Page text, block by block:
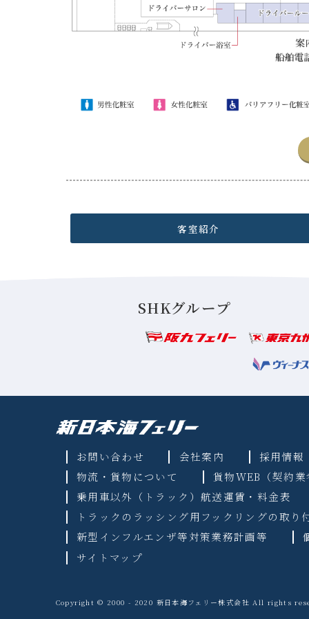
客室紹介
SHKグループ
お問い合わせ 会社案内
採用情報
物流・貨物について
貨物WEB（契約
乗用車以外（トラック）航送運賃・料金表
トラックのラッシング用フックリングの取り
新型インフルエンザ等対策業務計画等
サイトマップ
Copyright © 2000 - 2020 新日本海フェリー株式会社 All rights